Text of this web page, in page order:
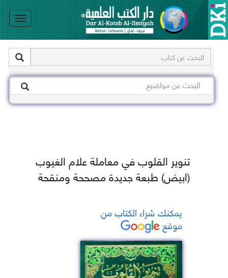
تنوير القلوب في معاملة علام الغيوب
(ابيض) طبعة جديدة مصححة ومنقحة
يمكنك شراء الكتاب من
موقع